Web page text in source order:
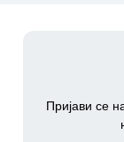
Пријави се